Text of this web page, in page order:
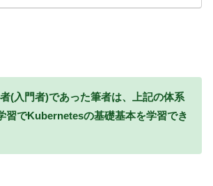
(入門者)であった筆者は、上記の体系
習でKubernetesの基礎基本を学習でき